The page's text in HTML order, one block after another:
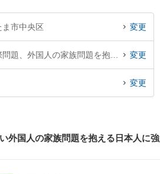
【初回相談30分無料】
市中央区 変更
変更
変更
外国人の家族問題を抱える日本人に強